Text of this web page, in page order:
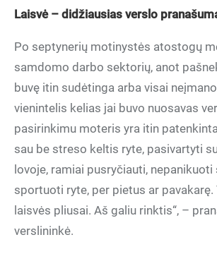
Laisvė – didžiausias verslo
Po septynerių motinystės atostogų
samdomo darbo sektorių, anot
buvę itin sudėtinga arba visai
vienintelis kelias jai buvo nuosavas
pasirinkimu moteris yra itin
sau be streso keltis ryte, pasivartyti
lovoje, ramiai pusryčiauti, nepanikuoti
sportuoti ryte, per pietus ar pavakarę.
laisvės pliusai. Aš galiu rinktis“, –
verslininkė.